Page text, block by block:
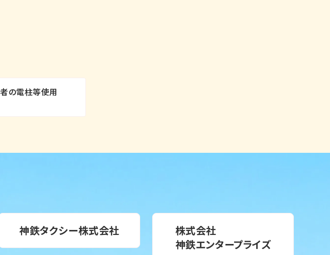
の電柱等使用
神鉄タクシー株式会社
株式会社
神鉄エンタープライズ